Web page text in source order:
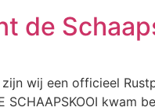
de
wij een officieel
SCHAAPSKOOI kwam